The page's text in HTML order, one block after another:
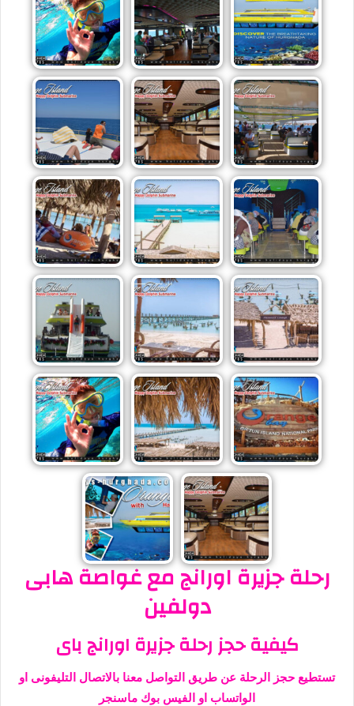
رحلة جزيرة اورانج مع غواصة هابى
دولفين
كيفية حجز رحلة جزيرة اورانج باى
تستطيع حجز الرحلة عن طريق التواصل معنا بالاتصال التليفونى او
الواتساب او الفيس بوك ماسنجر